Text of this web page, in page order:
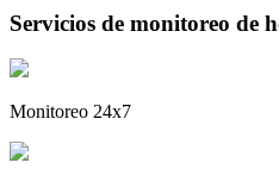
Servicios de monitoreo de
Monitoreo 24x7